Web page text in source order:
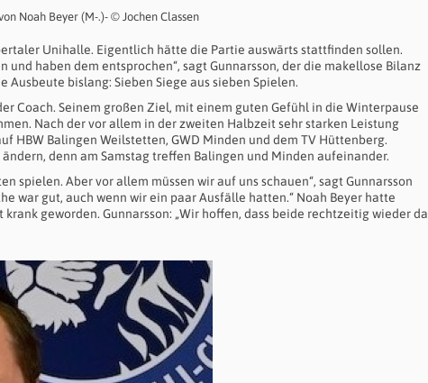
Noah Beyer (M-.)- © Jochen Classen
Unihalle. Eigentlich hätte die Partie auswärts stattfinden sollen.
haben dem entsprochen“, sagt Gunnarsson, der die makellose Bilanz
bislang: Sieben Siege aus sieben Spielen.
Coach. Seinem großen Ziel, mit einem guten Gefühl in die Winterpause
Nach der vor allem in der zweiten Halbzeit sehr starken Leistung
HBW Balingen Weilstetten, GWD Minden und dem TV Hüttenberg.
denn am Samstag treffen Balingen und Minden aufeinander.
spielen. Aber vor allem müssen wir auf uns schauen“, sagt Gunnarsson
war gut, auch wenn wir ein paar Ausfälle hatten.“ Noah Beyer hatte
geworden. Gunnarsson: „Wir hoffen, dass beide rechtzeitig wieder da